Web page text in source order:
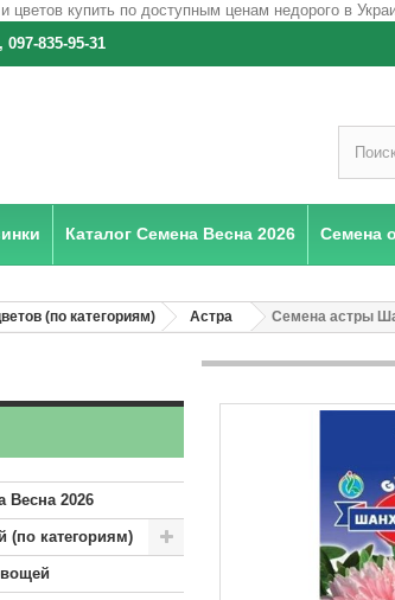
097-835-95-31
Каталог Семена Весна 2026 Семена
(по категориям) Астра Семена астры
Весна 2026
(по категориям)